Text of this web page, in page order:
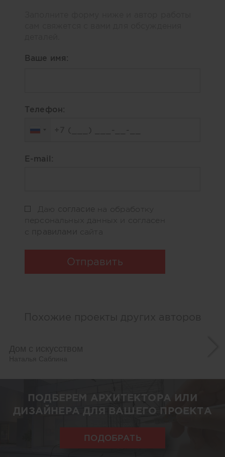
Ваше имя:
Телефон:
E-mail:
Даю
на обработку
персональных данных и согласен
с
сайта
Отправить
ПОДБЕРЕМ АРХИТЕКТОРА ИЛИ
ДИЗАЙНЕРА ДЛЯ ВАШЕГО ПРОЕКТА
ПОДОБРАТЬ